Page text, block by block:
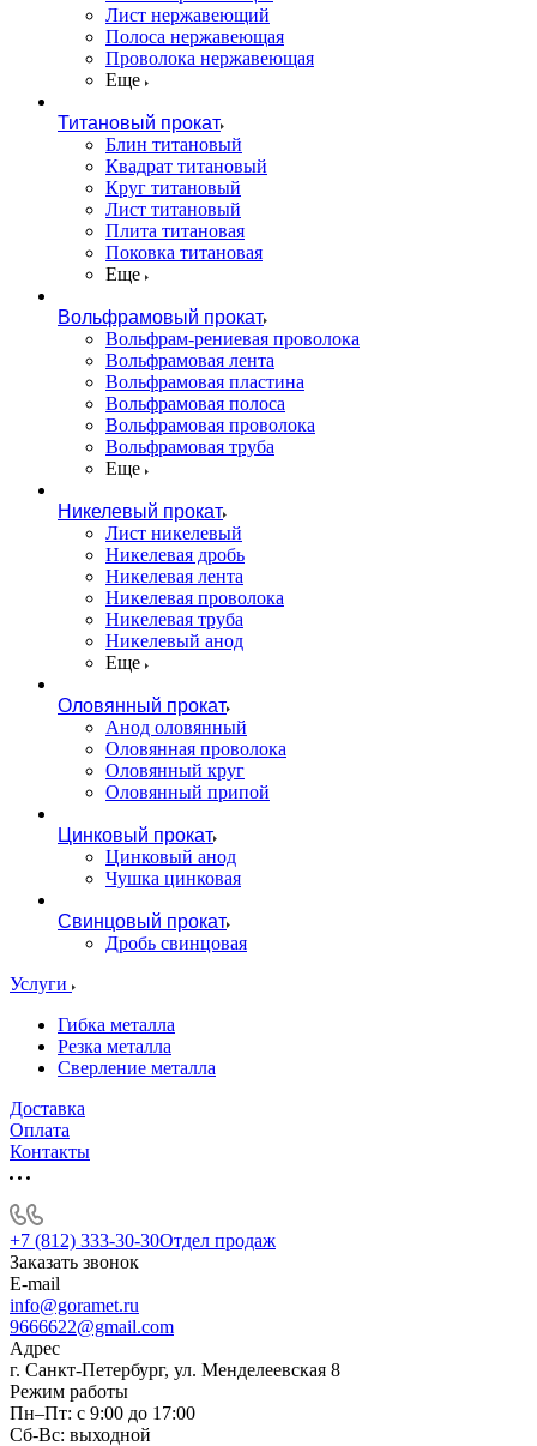
Лист нержавеющий
Полоса нержавеющая
Проволока нержавеющая
Еще
Титановый прокат
Блин титановый
Квадрат титановый
Круг титановый
Лист титановый
Плита титановая
Поковка титановая
Еще
Вольфрамовый прокат
Вольфрам-рениевая проволока
Вольфрамовая лента
Вольфрамовая пластина
Вольфрамовая полоса
Вольфрамовая проволока
Вольфрамовая труба
Еще
Никелевый прокат
Лист никелевый
Никелевая дробь
Никелевая лента
Никелевая проволока
Никелевая труба
Никелевый анод
Еще
Оловянный прокат
Анод оловянный
Оловянная проволока
Оловянный круг
Оловянный припой
Цинковый прокат
Цинковый анод
Чушка цинковая
Свинцовый прокат
Дробь свинцовая
Услуги
Гибка металла
Резка металла
Сверление металла
Доставка
Оплата
Контакты
+7 (812) 333-30-30Отдел продаж
Заказать звонок
E-mail
info@goramet.ru
9666622@gmail.com
Адрес
г. Санкт-Петербург, ул. Менделеевская 8
Режим работы
Пн–Пт: с 9:00 до 17:00
Сб-Вс: выходной